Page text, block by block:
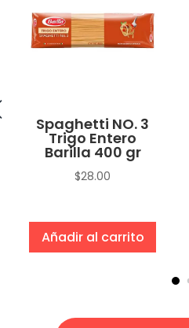
Spaghetti NO. 3
Trigo Entero
Barilla 400 gr
$28.00
Añadir al carrito